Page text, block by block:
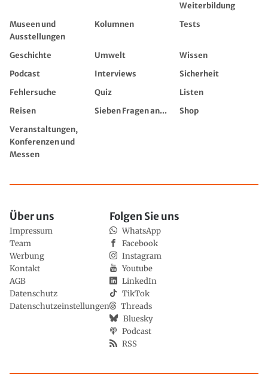
Weiterbildung
Museen und
Ausstellungen
Kolumnen Tests
Geschichte Umwelt
Wissen
Podcast
Interviews
Sicherheit
Fehlersuche
Quiz
Listen
Reisen
Sieben Fragen an...
Shop
Veranstaltungen,
Konferenzen und
Messen
Über uns
Impressum
Team
Werbung
Kontakt
AGB
Datenschutz
Datenschutzeinstellungen
Folgen Sie uns
WhatsApp
Facebook
Instagram
Youtube
LinkedIn
TikTok
Threads
Bluesky
Podcast
RSS